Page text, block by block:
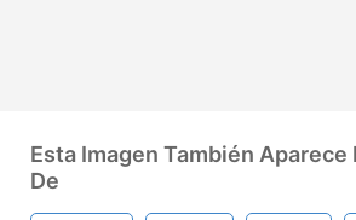
Esta Imagen También Aparece
De